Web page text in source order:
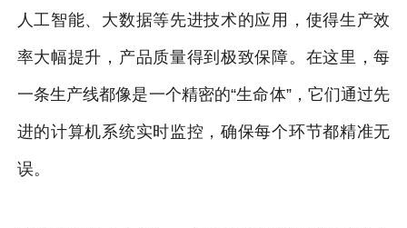
人工智能、大数据等先进技术的应用，使得生产效
率大幅提升，产品质量得到极致保障。在这里，每
一条生产线都像是一个精密的“生命体”，它们通过先
进的计算机系统实时监控，确保每个环节都精准无
误。